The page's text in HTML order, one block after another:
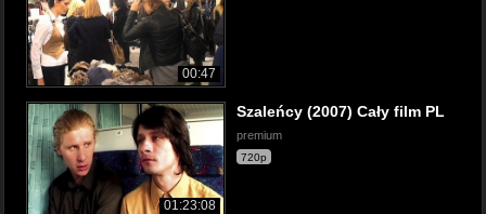
00:47
01:23:08
Szaleńcy (2007) Cały film PL
premium
720p